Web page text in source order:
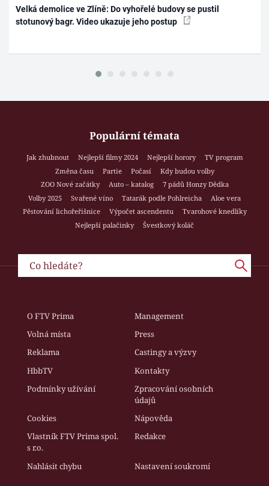
Velká demolice ve Zlíně: Do vyhořelé budovy se pustil
stotunový bagr. Video ukazuje jeho postup
Populární témata
Jak zhubnout Nejlepší filmy 2024 Nejlepší horory
TV program
Změna času
Partie Počasí
Kdy budou volby
ZOO Nové začátky
Auto – katalog
7 pádů Honzy Dědka
Volby 2025
Svařené víno Tatarák podle Pohlreicha
Aloe vera
Pěstování lichořeřišnice
Výpočet ascendentu
Tvarohové knedlíky
Nejlepší palačinky
Švestkový koláč
O FTV Prima
Management
Volná místa
Press
Reklama
Castingy a výzvy
HbbTV
Kontakty
Podmínky užívání
Zpracování osobních
údajů
Cookies
Nápověda
Vlastník FTV Prima spol.
s r.o.
Redakce
Nahlásit chybu Nastavení soukromí